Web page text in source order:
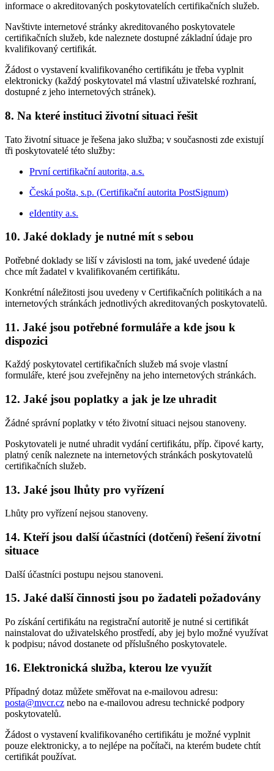
informace o akreditovaných poskytovatelích certifikačních služeb.
Navštivte internetové stránky akreditovaného poskytovatele
certifikačních služeb, kde naleznete dostupné základní údaje pro
kvalifikovaný certifikát.
Žádost o vystavení kvalifikovaného certifikátu je třeba vyplnit
elektronicky (každý poskytovatel má vlastní uživatelské rozhraní,
dostupné z jeho internetových stránek).
8. Na které instituci životní situaci řešit
Tato životní situace je řešena jako služba; v současnosti zde existují
tři poskytovatelé této služby:
První certifikační autorita, a.s.
Česká pošta, s.p. (Certifikační autorita PostSignum)
eIdentity a.s.
10. Jaké doklady je nutné mít s sebou
Potřebné doklady se liší v závislosti na tom, jaké uvedené údaje
chce mít žadatel v kvalifikovaném certifikátu.
Konkrétní náležitosti jsou uvedeny v Certifikačních politikách a na
internetových stránkách jednotlivých akreditovaných poskytovatelů.
11. Jaké jsou potřebné formuláře a kde jsou k
dispozici
Každý poskytovatel certifikačních služeb má svoje vlastní
formuláře, které jsou zveřejněny na jeho internetových stránkách.
12. Jaké jsou poplatky a jak je lze uhradit
Žádné správní poplatky v této životní situaci nejsou stanoveny.
Poskytovateli je nutné uhradit vydání certifikátu, příp. čipové karty,
platný ceník naleznete na internetových stránkách poskytovatelů
certifikačních služeb.
13. Jaké jsou lhůty pro vyřízení
Lhůty pro vyřízení nejsou stanoveny.
14. Kteří jsou další účastníci (dotčení) řešení životní
situace
Další účastníci postupu nejsou stanoveni.
15. Jaké další činnosti jsou po žadateli požadovány
Po získání certifikátu na registrační autoritě je nutné si certifikát
nainstalovat do uživatelského prostředí, aby jej bylo možné využívat
k podpisu; návod dostanete od příslušného poskytovatele.
16. Elektronická služba, kterou lze využít
Případný dotaz můžete směřovat na e-mailovou adresu:
posta@mvcr.cz nebo na e-mailovou adresu technické podpory
poskytovatelů.
Žádost o vystavení kvalifikovaného certifikátu je možné vyplnit
pouze elektronicky, a to nejlépe na počítači, na kterém budete chtít
certifikát používat.